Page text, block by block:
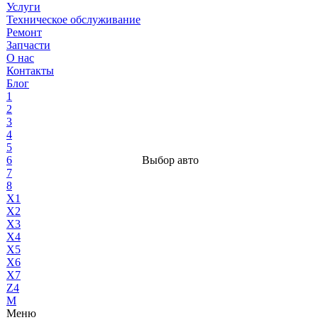
Услуги
Техническое обслуживание
Ремонт
Запчасти
О нас
Контакты
Блог
1
2
3
4
5
6
7
8
X1
X2
X3
X4
X5
X6
X7
Z4
М
Меню
Выбор авто